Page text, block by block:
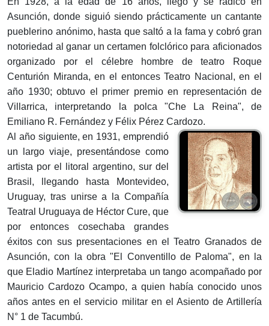
Asunción, donde siguió siendo prácticamente un cantante
pueblerino anónimo, hasta que saltó a la fama y cobró gran
notoriedad al ganar un certamen folclórico para aficionados
organizado por el célebre hombre de teatro Roque
Centurión Miranda, en el entonces Teatro Nacional, en el
año 1930; obtuvo el primer premio en representación de
Villarrica, interpretando la polca "Che La Reina", de
Emiliano R. Fernández y Félix Pérez Cardozo.
Al año siguiente, en 1931, emprendió
un largo viaje, presentándose como
artista por el litoral argentino, sur del
Brasil, llegando hasta Montevideo,
Uruguay, tras unirse a la Compañía
Teatral Uruguaya de Héctor Cure, que
por entonces cosechaba grandes
éxitos con sus presentaciones en el Teatro Granados de
Asunción, con la obra "El Conventillo de Paloma", en la
que Eladio Martínez interpretaba un tango acompañado por
Mauricio Cardozo Ocampo, a quien había conocido unos
años antes en el servicio militar en el Asiento de Artillería
N° 1 de Tacumbú.